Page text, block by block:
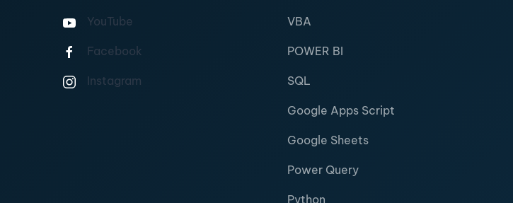
YouTube
Facebook
Instagram
VBA
POWER BI
SQL
Google Apps Script
Google Sheets
Power Query
Python